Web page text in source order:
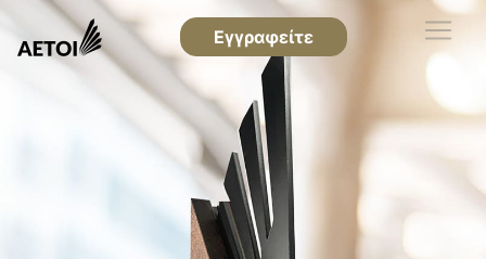
Εγγραφείτε